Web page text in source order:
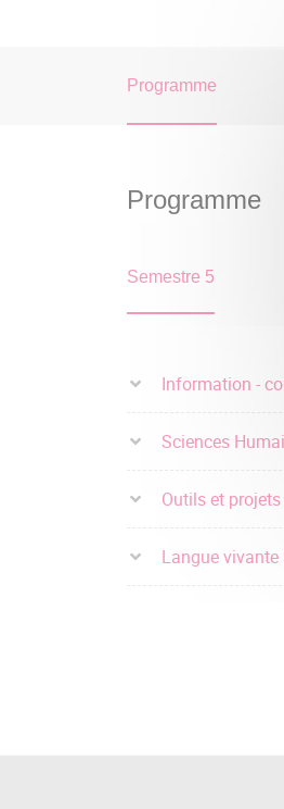
Programme
Programme
Semestre 5
Information -
Sciences
Outils et
Langue vivante